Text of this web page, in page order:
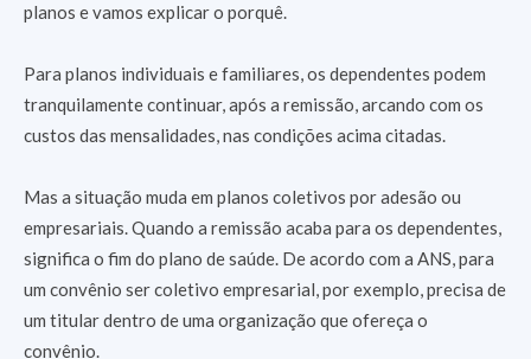
planos e vamos explicar o porquê.
Para planos individuais e familiares, os dependentes podem
tranquilamente continuar, após a remissão, arcando com os
custos das mensalidades, nas condições acima citadas.
Mas a situação muda em planos coletivos por adesão ou
empresariais. Quando a remissão acaba para os dependentes,
significa o fim do plano de saúde. De acordo com a ANS, para
um convênio ser coletivo empresarial, por exemplo, precisa de
um titular dentro de uma organização que ofereça o
convênio.